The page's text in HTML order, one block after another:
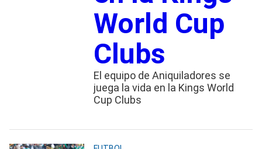
World Cup
Clubs
El equipo de Aniquiladores se
juega la vida en la Kings World
Cup Clubs